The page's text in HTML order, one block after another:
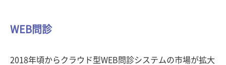
WEB問診
2018年頃からクラウド型WEB問診システムの市場が拡大